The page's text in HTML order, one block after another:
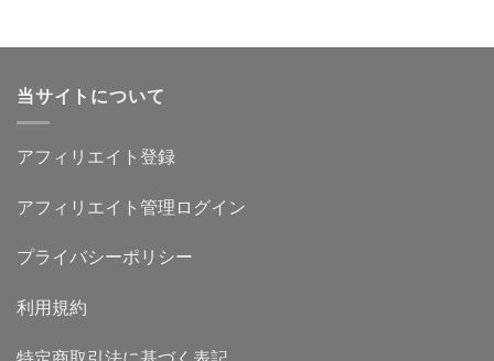
当サイトについて
アフィリエイト登録
アフィリエイト管理ログイン
プライバシーポリシー
利用規約